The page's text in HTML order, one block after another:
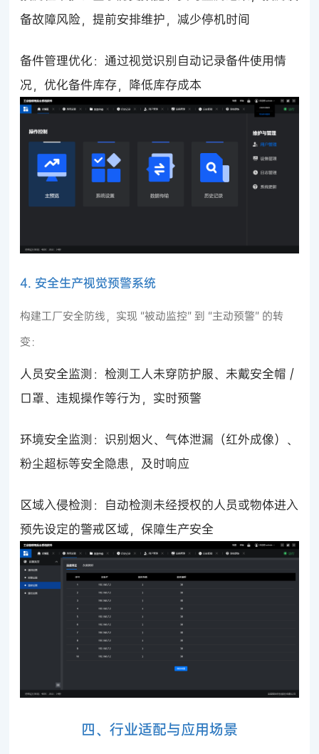
备故障风险，提前安排维护，减少停机时间
备件管理优化：通过视觉识别自动记录备件使用情
况，优化备件库存，降低库存成本
4. 安全生产视觉预警系统
构建工厂安全防线，实现 “被动监控” 到 “主动预警” 的转
变：
人员安全监测：检测工人未穿防护服、未戴安全帽 /
口罩、违规操作等行为，实时预警
环境安全监测：识别烟火、气体泄漏（红外成像）、
粉尘超标等安全隐患，及时响应
区域入侵检测：自动检测未经授权的人员或物体进入
预先设定的警戒区域，保障生产安全
四、行业适配与应用场景